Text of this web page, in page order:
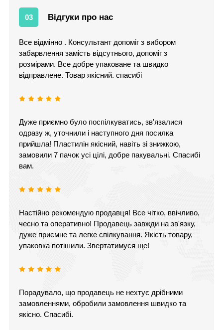
03 Відгуки про нас
Все відмінно . Консультант допоміг з вибором
забарвлення замість відсутнього, допоміг з
розмірами. Все добре упаковане та швидко
відправлене. Товар якісний. спасибі
Дуже приємно було поспілкуватись, зв'язалися
одразу ж, уточнили і наступного дня посилка
прийшла! Пластилін якісний, навіть зі знижкою,
замовили 7 пачок усі цілі, добре пакувальні. Спасибі
вам.
Настійно рекомендую продавця! Все чітко, ввічливо,
чесно та оперативно! Продавець завжди на зв'язку,
дуже приємне та легке спілкування. Якість товару,
упаковка потішили. Звертатимуся ще!
Порадувало, що продавець не нехтує дрібними
замовленнями, обробили замовлення швидко та
якісно. Спасибі.